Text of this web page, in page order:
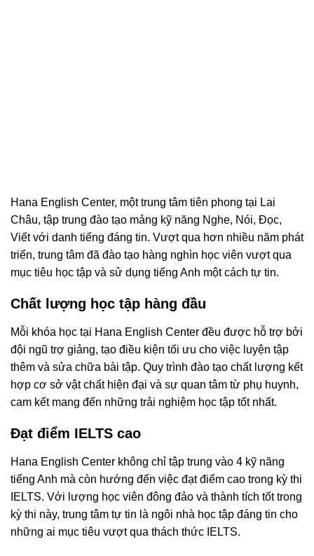
Hana English Center, một trung tâm tiên phong tại Lai
Châu, tập trung đào tạo mảng kỹ năng Nghe, Nói, Đọc,
Viết với danh tiếng đáng tin. Vượt qua hơn nhiều năm phát
triển, trung tâm đã đào tạo hàng nghìn học viên vượt qua
mục tiêu học tập và sử dụng tiếng Anh một cách tự tin.
Chất lượng học tập hàng đầu
Mỗi khóa học tại Hana English Center đều được hỗ trợ bởi
đội ngũ trợ giảng, tạo điều kiện tối ưu cho việc luyện tập
thêm và sửa chữa bài tập. Quy trình đào tạo chất lượng kết
hợp cơ sở vật chất hiện đại và sự quan tâm từ phụ huynh,
cam kết mang đến những trải nghiệm học tập tốt nhất.
Đạt điểm IELTS cao
Hana English Center không chỉ tập trung vào 4 kỹ năng
tiếng Anh mà còn hướng đến việc đạt điểm cao trong kỳ thi
IELTS. Với lượng học viên đông đảo và thành tích tốt trong
kỳ thi này, trung tâm tự tin là ngôi nhà học tập đáng tin cho
những ai mục tiêu vượt qua thách thức IELTS.